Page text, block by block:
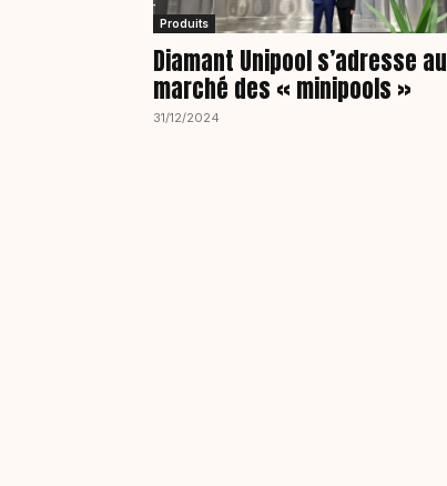
Produits
Diamant Unipool s’adresse au
marché des « minipools »
31/12/2024